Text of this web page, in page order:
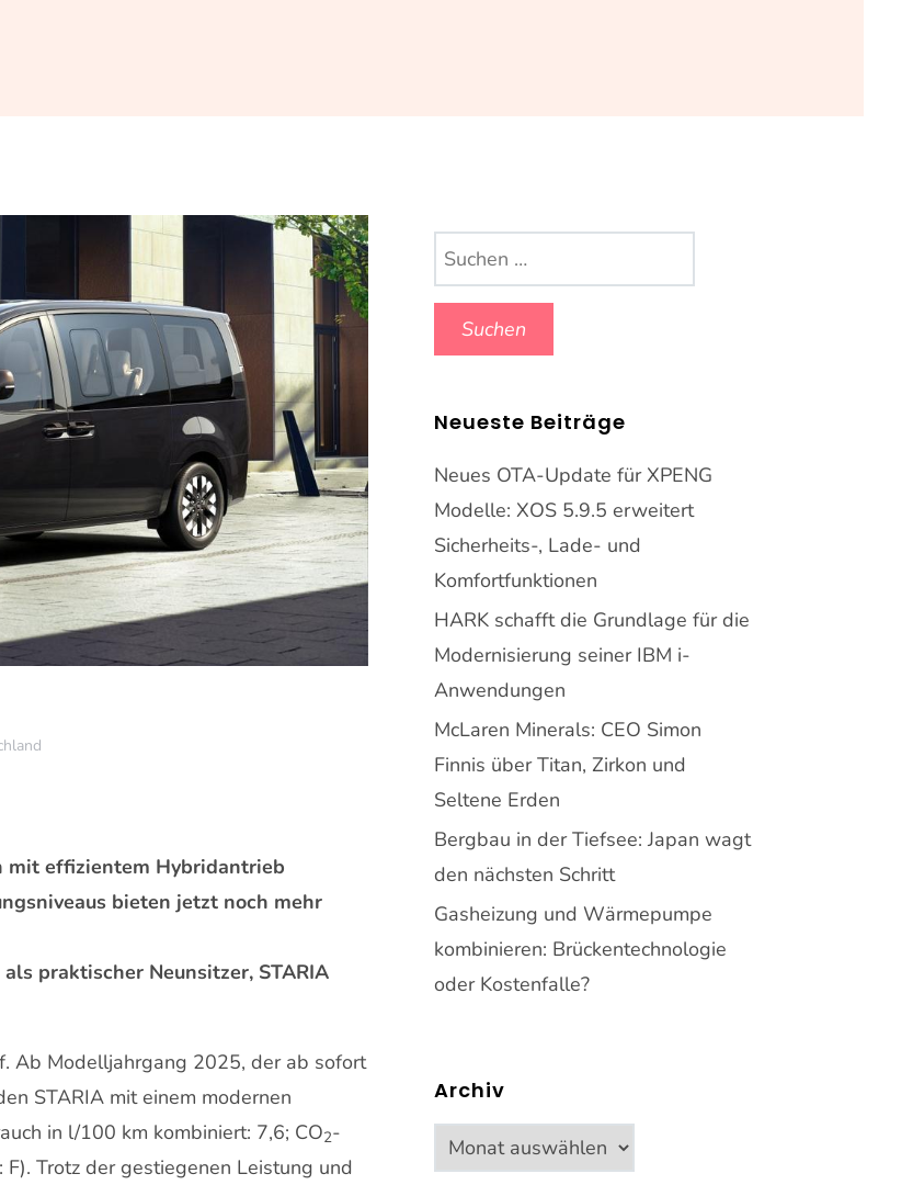
mit effizientem Hybridantrieb
bieten jetzt noch mehr
praktischer Neunsitzer, STARIA
Ab Modelljahrgang 2025, der ab sofort
STARIA mit einem modernen
in l/100 km kombiniert: 7,6; CO2-
F). Trotz der gestiegenen Leistung und
Suchen
nach:
Neueste Beiträge
Neues OTA-Update für XPENG
Modelle: XOS 5.9.5 erweitert
Sicherheits-, Lade- und
Komfortfunktionen
HARK schafft die Grundlage für die
Modernisierung seiner IBM i-
Anwendungen
McLaren Minerals: CEO Simon
Finnis über Titan, Zirkon und
Seltene Erden
Bergbau in der Tiefsee: Japan wagt
den nächsten Schritt
Gasheizung und Wärmepumpe
kombinieren: Brückentechnologie
oder Kostenfalle?
Archiv
Archiv